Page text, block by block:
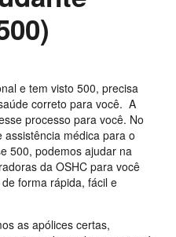
e tem visto 500, precisa
correto para você. A
processo para você. No
médica para o
500, podemos ajudar na
da OSHC para você
forma rápida, fácil e
as apólices certas,